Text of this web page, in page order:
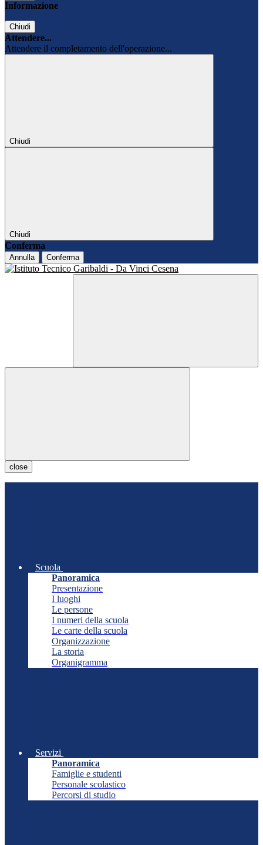
Informazione
Chiudi
Attendere...
Attendere il completamento dell'operazione...
Chiudi
Chiudi
Conferma
Annulla Conferma
close
Scuola
Panoramica
Presentazione
I luoghi
Le persone
I numeri della scuola
Le carte della scuola
Organizzazione
La storia
Organigramma
Servizi
Panoramica
Famiglie e studenti
Personale scolastico
Percorsi di studio